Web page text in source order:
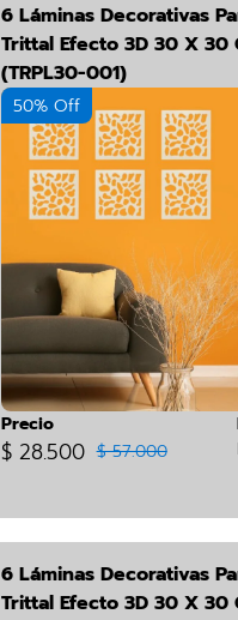
6 Láminas Decorativas
Trittal Efecto 3D 30 X 30
(TRPL30-001)
50% Off
Precio
$ 28.500 $ 57.000
6 Láminas Decorativas
Trittal Efecto 3D 30 X 30